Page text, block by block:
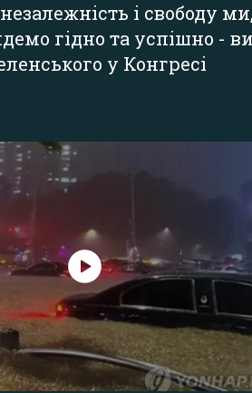
і свободу
гідно та успішно -
у Конгресі